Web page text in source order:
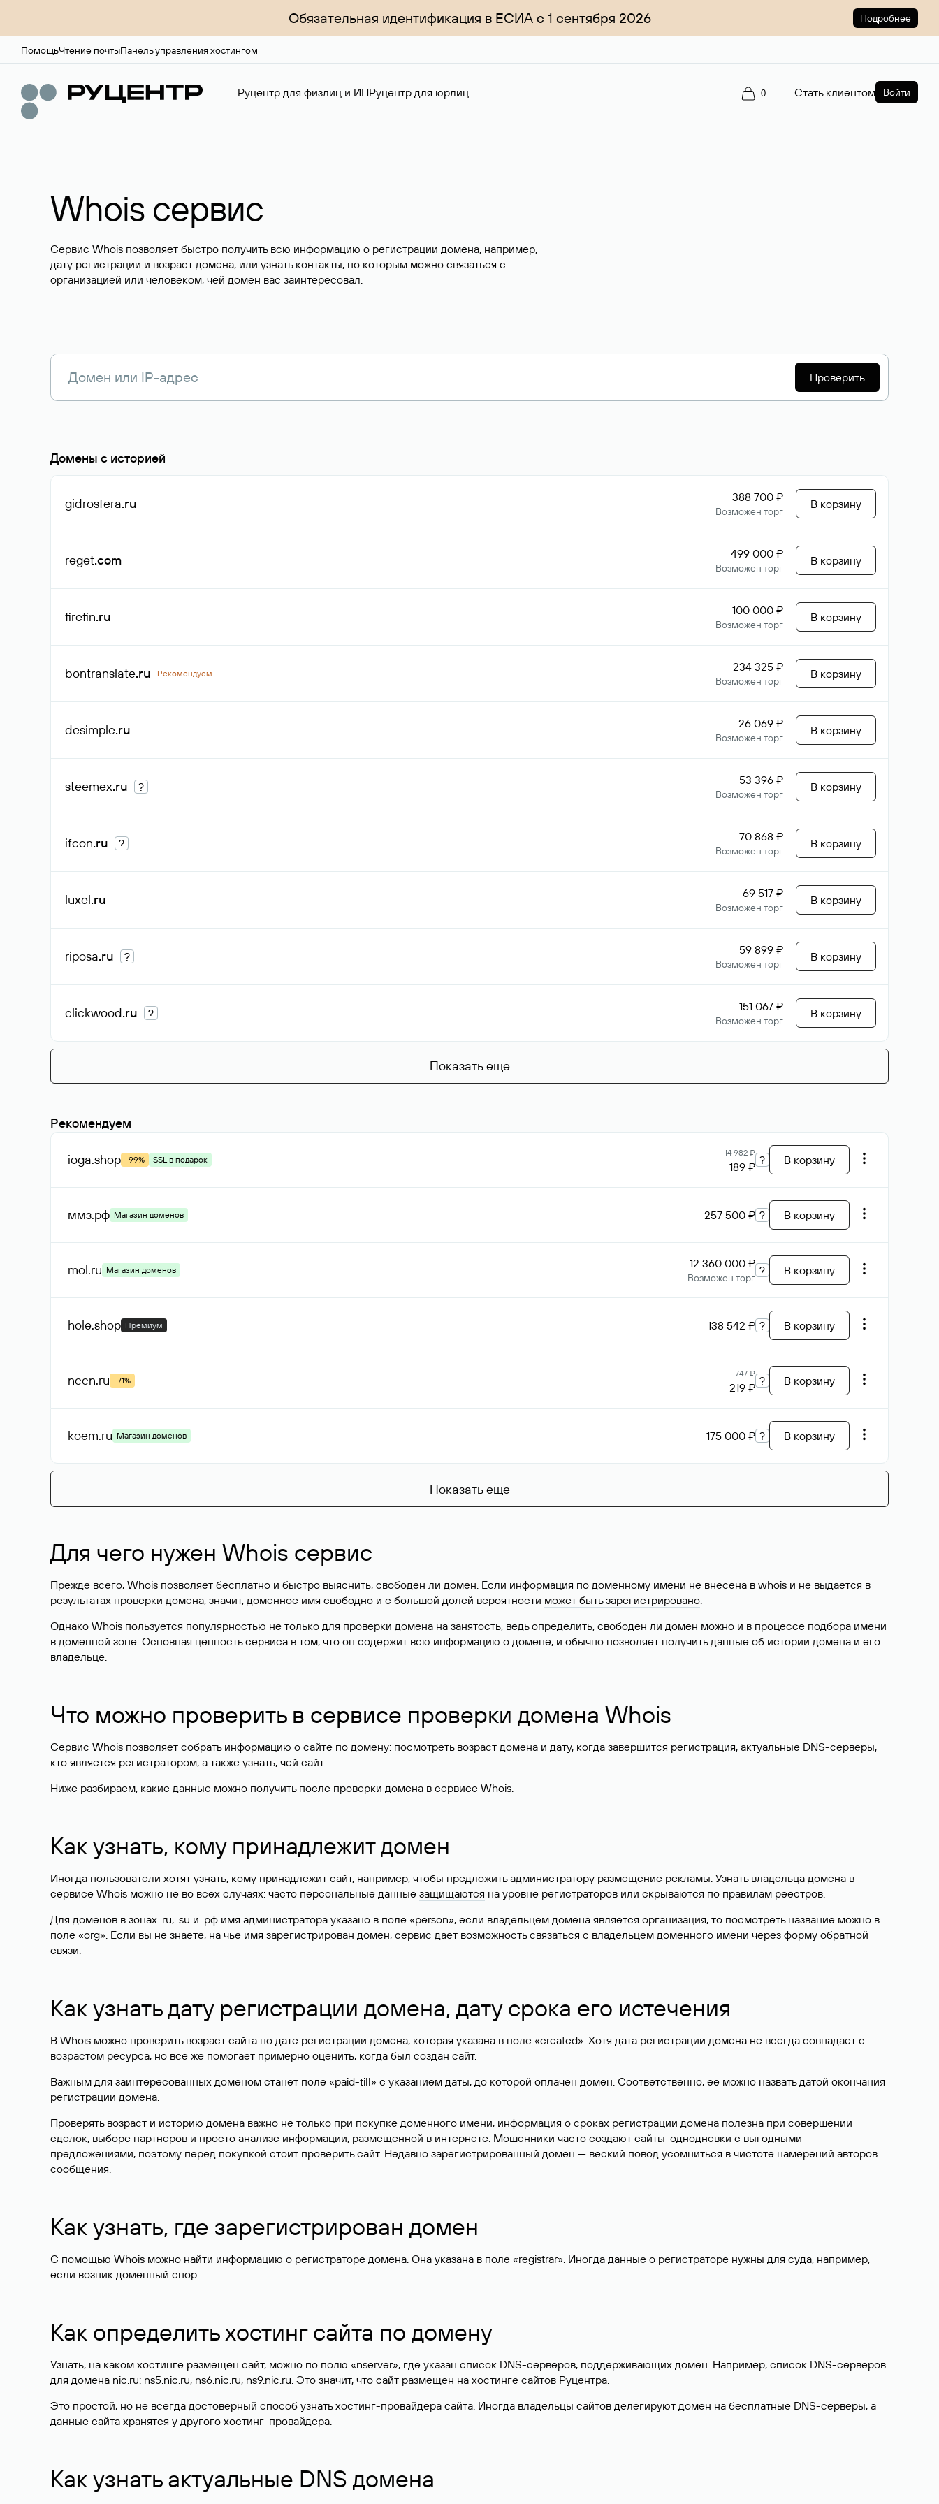
Обязательная идентификация в ЕСИА с 1 сентября 2026 Подробнее
ПомощьЧтение почтыПанель управления хостингом
Руцентр для физлиц и ИПРуцентр для юрлиц 0 Стать клиентом Войти
Whois сервис
Сервис Whois позволяет быстро получить всю информацию о регистрации домена, например,
дату регистрации и возраст домена, или узнать контакты, по которым можно связаться с
организацией или человеком, чей домен вас заинтересовал.
Проверить
Домены с историей
gidrosfera.ru 388 700 ₽
Возможен торг
В корзину
reget.com 499 000 ₽
Возможен торг
В корзину
firefin.ru 100 000 ₽
Возможен торг
В корзину
bontranslate.ru Рекомендуем 234 325 ₽
Возможен торг
В корзину
desimple.ru 26 069 ₽
Возможен торг
В корзину
steemex.ru ? 53 396 ₽
Возможен торг
В корзину
ifcon.ru ? 70 868 ₽
Возможен торг
В корзину
luxel.ru 69 517 ₽
Возможен торг
В корзину
riposa.ru ? 59 899 ₽
Возможен торг
В корзину
clickwood.ru ? 151 067 ₽
Возможен торг
В корзину
Показать еще
Рекомендуем
ioga.shop -99% SSL в подарок
14 982 ₽
189 ₽ ? В корзину
ммз.рф Магазин доменов 257 500 ₽ ? В корзину
mol.ru Магазин доменов 12 360 000 ₽
Возможен торг
? В корзину
hole.shop Премиум 138 542 ₽ ? В корзину
nccn.ru -71%
747 ₽
219 ₽ ? В корзину
koem.ru Магазин доменов 175 000 ₽ ? В корзину
Показать еще
Для чего нужен Whois сервис
Прежде всего, Whois позволяет бесплатно и быстро выяснить, свободен ли домен. Если информация по доменному имени не внесена в whois и не выдается в
результатах проверки домена, значит, доменное имя свободно и с большой долей вероятности может быть зарегистрировано.
Однако Whois пользуется популярностью не только для проверки домена на занятость, ведь определить, свободен ли домен можно и в процессе подбора имени
в доменной зоне. Основная ценность сервиса в том, что он содержит всю информацию о домене, и обычно позволяет получить данные об истории домена и его
владельце.
Что можно проверить в сервисе проверки домена Whois
Сервис Whois позволяет собрать информацию о сайте по домену: посмотреть возраст домена и дату, когда завершится регистрация, актуальные DNS-серверы,
кто является регистратором, а также узнать, чей сайт.
Ниже разбираем, какие данные можно получить после проверки домена в сервисе Whois.
Как узнать, кому принадлежит домен
Иногда пользователи хотят узнать, кому принадлежит сайт, например, чтобы предложить администратору размещение рекламы. Узнать владельца домена в
сервисе Whois можно не во всех случаях: часто персональные данные защищаются на уровне регистраторов или скрываются по правилам реестров.
Для доменов в зонах .ru, .su и .рф имя администратора указано в поле «person», если владельцем домена является организация, то посмотреть название можно в
поле «org». Если вы не знаете, на чье имя зарегистрирован домен, сервис дает возможность связаться с владельцем доменного имени через форму обратной
связи.
Как узнать дату регистрации домена, дату срока его истечения
В Whois можно проверить возраст сайта по дате регистрации домена, которая указана в поле «created». Хотя дата регистрации домена не всегда совпадает с
возрастом ресурса, но все же помогает примерно оценить, когда был создан сайт.
Важным для заинтересованных доменом станет поле «paid-till» с указанием даты, до которой оплачен домен. Соответственно, ее можно назвать датой окончания
регистрации домена.
Проверять возраст и историю домена важно не только при покупке доменного имени, информация о сроках регистрации домена полезна при совершении
сделок, выборе партнеров и просто анализе информации, размещенной в интернете. Мошенники часто создают сайты-однодневки с выгодными
предложениями, поэтому перед покупкой стоит проверить сайт. Недавно зарегистрированный домен — веский повод усомниться в чистоте намерений авторов
сообщения.
Как узнать, где зарегистрирован домен
С помощью Whois можно найти информацию о регистраторе домена. Она указана в поле «registrar». Иногда данные о регистраторе нужны для суда, например,
если возник доменный спор.
Как определить хостинг сайта по домену
Узнать, на каком хостинге размещен сайт, можно по полю «nserver», где указан список DNS-серверов, поддерживающих домен. Например, список DNS-серверов
для домена nic.ru: ns5.nic.ru, ns6.nic.ru, ns9.nic.ru. Это значит, что сайт размещен на хостинге сайтов Руцентра.
Это простой, но не всегда достоверный способ узнать хостинг-провайдера сайта. Иногда владельцы сайтов делегируют домен на бесплатные DNS-серверы, а
данные сайта хранятся у другого хостинг-провайдера.
Как узнать актуальные DNS домена